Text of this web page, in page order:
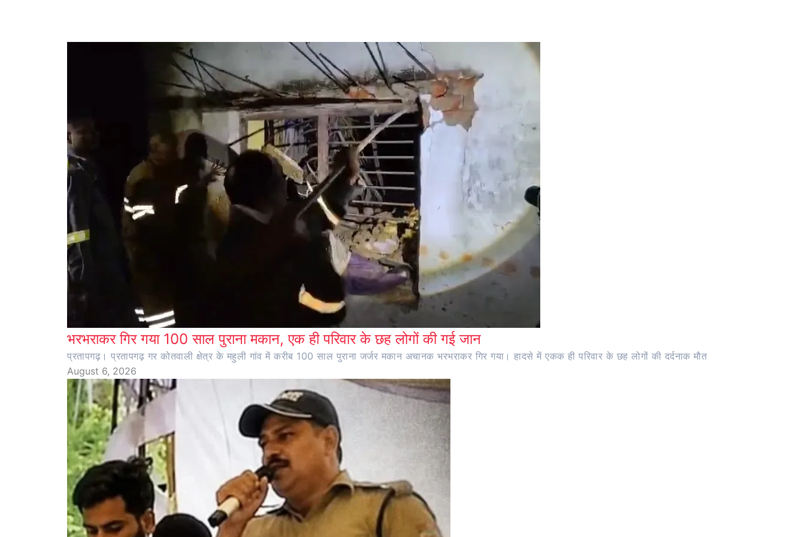
भरभराकर गिर गया 100 साल पुराना मकान, एक ही परिवार के छह लोगों की गई जान
प्रतापगढ़। प्रतापगढ़ गर कोतवाली क्षेत्र के महुली गांव में करीब 100 साल पुराना जर्जर मकान अचानक भरभराकर गिर गया। हादसे में एकक ही परिवार के छह लोगों की दर्दनाक मौत
August 6, 2026